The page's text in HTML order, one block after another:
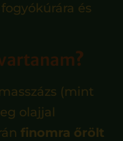
és
?
(mint
olajjal
finomra őrölt